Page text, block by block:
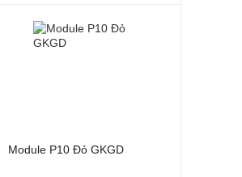
Module P10 Đỏ GKGD